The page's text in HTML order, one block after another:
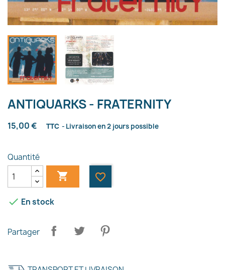
ANTIQUARKS - FRATERNITY
15,00 € TTC Livraison en 2 jours possible
Quantité
 favorite_border
 En stock
Partager